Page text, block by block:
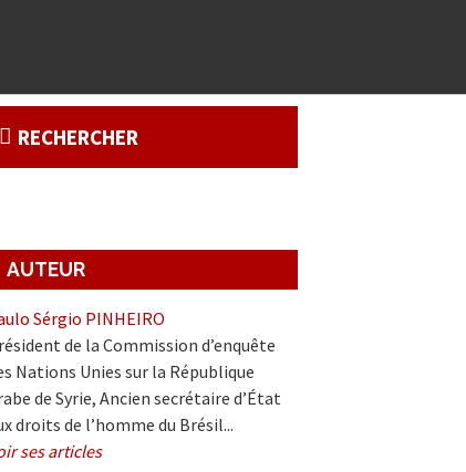
RECHERCHER
AUTEUR
Sérgio PINHEIRO
de la Commission d’enquête
Nations Unies sur la République
de Syrie, Ancien secrétaire d’État
droits de l’homme du Brésil...
ses articles